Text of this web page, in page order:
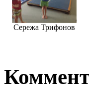
Сережа Трифонов